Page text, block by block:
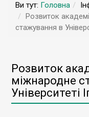
Ви тут: Головна
Розвиток
стажування в
Розвиток
міжнародне
Університеті